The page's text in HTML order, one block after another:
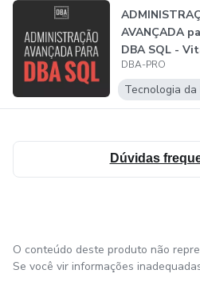
AVANÇADA
DBA SQL -
DBA-PRO
Dúvidas
O conteúdo deste produto não
Se você vir informações